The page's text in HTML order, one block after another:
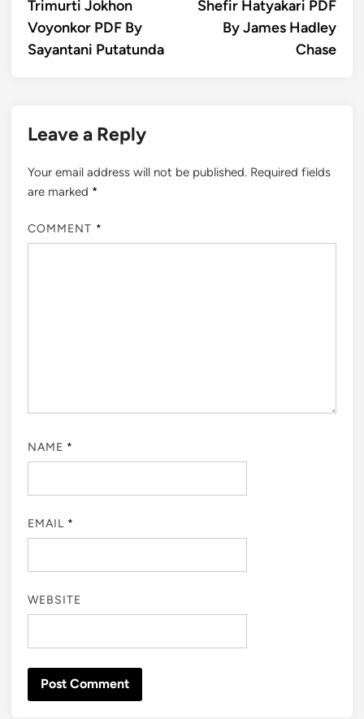
navigationarticle:
Trimurti Jokhon
Voyonkor PDF By
Sayantani Putatunda
Shefir Hatyakari PDF
By James Hadley
Chase
Leave a Reply
Your email address will not be published. Required fields
are marked *
COMMENT *
NAME *
EMAIL *
WEBSITE